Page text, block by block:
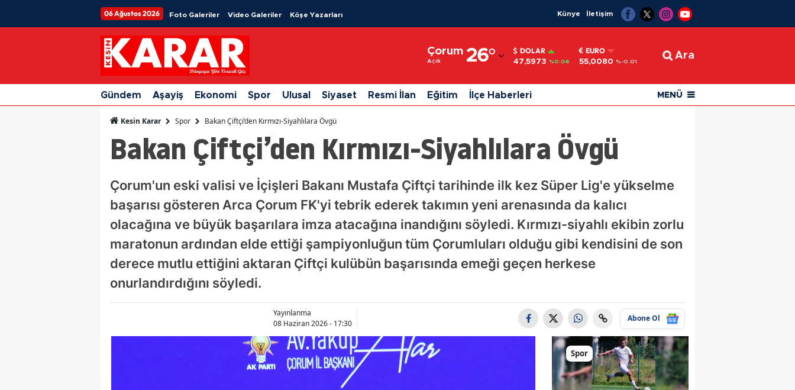
06 Ağustos 2026 Foto Galeriler Video Galeriler Köşe Yazarları Künye İletişim
Çorum
Açık 26°
Adıyaman
Afyonkarahisar
Ağrı
Ankara
Antalya
Artvin
Aydın
Bingöl
Bolu
DOLAR
47,5973 %0.06
EURO
55,0080 %-0.01
Ara
Gündem Aşayiş Ekonomi Spor Ulusal Siyaset Resmi İlan Eğitim İlçe Haberleri MENÜ
Kesin Karar Spor Bakan Çiftçi’den Kırmızı-Siyahlılara Övgü
Bakan Çiftçi’den Kırmızı-Siyahlılara Övgü
Çorum'un eski valisi ve İçişleri Bakanı Mustafa Çiftçi tarihinde ilk kez Süper Lig'e yükselme
başarısı gösteren Arca Çorum FK'yi tebrik ederek takımın yeni arenasında da kalıcı
olacağına ve büyük başarılara imza atacağına inandığını söyledi. Kırmızı-siyahlı ekibin zorlu
maratonun ardından elde ettiği şampiyonluğun tüm Çorumluları olduğu gibi kendisini de son
derece mutlu ettiğini aktaran Çiftçi kulübün başarısında emeği geçen herkese
onurlandırdığını söyledi.
Yayınlanma
08 Haziran 2026 - 17:30
Abone Ol
Spor